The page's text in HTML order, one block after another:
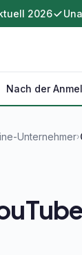
2026
Nach der
Unternehmer›